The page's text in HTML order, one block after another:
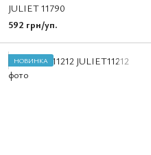
JULIET 11790
592 грн/уп.
НОВИНКА